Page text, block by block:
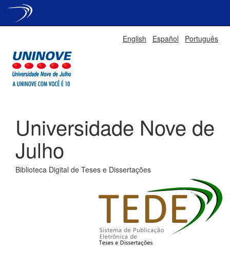
English Español Português
Universidade Nove de
Julho
Biblioteca Digital de Teses e Dissertações